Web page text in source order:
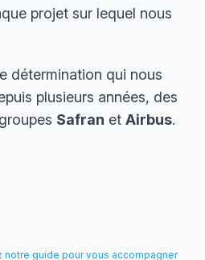
projet sur lequel nous
détermination qui nous
plusieurs années, des
Safran et Airbus.
notre guide pour vous accompagner